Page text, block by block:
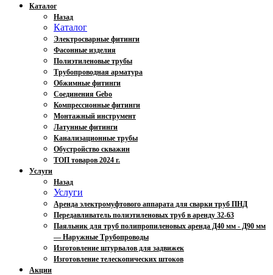
Каталог
Назад
Каталог
Электросварные фитинги
Фасонные изделия
Полиэтиленовые трубы
Трубопроводная арматура
Обжимные фитинги
Соединения Gebo
Компрессионные фитинги
Монтажный инструмент
Латунные фитинги
Канализационные трубы
Обустройство скважин
ТОП товаров 2024 г.
Услуги
Назад
Услуги
Аренда электромуфтового аппарата для сварки труб ПНД
Передавливатель полиэтиленовых труб в аренду 32-63
Паяльник для труб полипропиленовых аренда Д40 мм - Д90 мм
— Наружные Трубопроводы
Изготовление штурвалов для задвижек
Изготовление телескопических штоков
Акции